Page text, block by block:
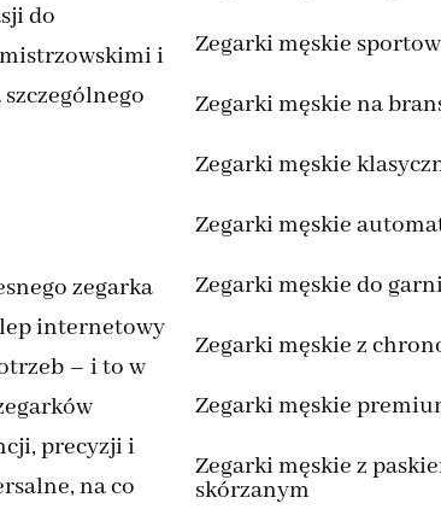
do
i
zegarka
internetowy
– i to w
precyzji i
na co
Zegarki męskie
Zegarki męskie na
Zegarki męskie
Zegarki męskie
Zegarki męskie do
Zegarki męskie z
Zegarki męskie
Zegarki męskie z
skórzanym